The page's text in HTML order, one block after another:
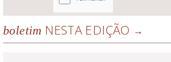
boletim NESTA EDIÇÃO